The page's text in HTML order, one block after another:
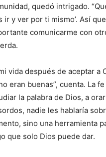
quedó intrigado.
ir y ver por ti mismo’. Así
comunicarme con
vida después de aceptar
eran buenas”, cuenta. La
la palabra de Dios, a
nadie les hablaría
sino una herramienta
que solo Dios puede dar.